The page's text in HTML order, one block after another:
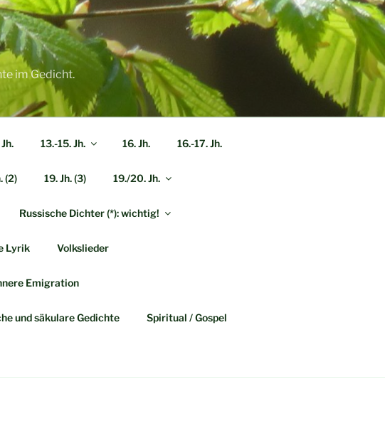
im Gedicht.
13.-15. Jh. 16. Jh. 16.-17. Jh.
(2) 19. Jh. (3) 19./20. Jh.
Russische Dichter (*): wichtig!
Lyrik Volkslieder
Emigration
und säkulare Gedichte Spiritual / Gospel